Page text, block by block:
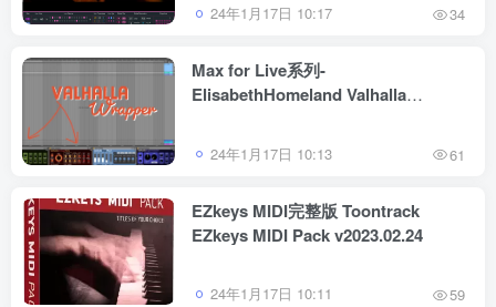
24年1月17日 10:17 34
Max for Live系列-
ElisabethHomeland Valhalla
24年1月17日 10:13 61
EZkeys MIDI完整版 Toontrack
EZkeys MIDI Pack v2023.02.24
24年1月17日 10:11 59